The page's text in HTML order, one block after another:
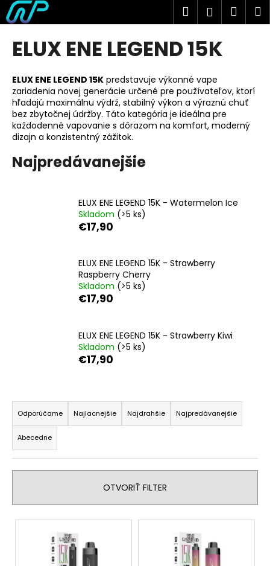
Prejsť
na
obsah
Hľadať
ELUX ENE LEGEND 15K
ELUX ENE LEGEND 15K predstavuje výkonné vape
zariadenia novej generácie určené pre používateľov, ktorí
hľadajú maximálnu výdrž, stabilný výkon a výraznú chuť
bez zbytočnej údržby. Táto kategória je ideálna pre
každodenné vapovanie s dôrazom na komfort, moderný
dizajn a konzistentný zážitok.
Najpredávanejšie
ELUX ENE LEGEND 15K - Watermelon Ice
Skladom (>5 ks)
€17,90
ELUX ENE LEGEND 15K - Strawberry
Raspberry Cherry
Skladom (>5 ks)
€17,90
ELUX ENE LEGEND 15K - Strawberry Kiwi
Skladom (>5 ks)
€17,90
R
a
d
e
n
p
r
Odporúčame Najlacnejšie Najdrahšie Najpredávanejšie
Abecedne
OTVORIŤ FILTER
V
K
o
o
p
o
t
r
e
HĽADAŤ
O
d
o
r